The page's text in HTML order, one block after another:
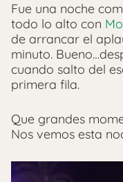
Fue una noche
todo lo alto con
de arrancar el
minuto.
cuando salto del
primera fila.
Que grandes
Nos vemos esta